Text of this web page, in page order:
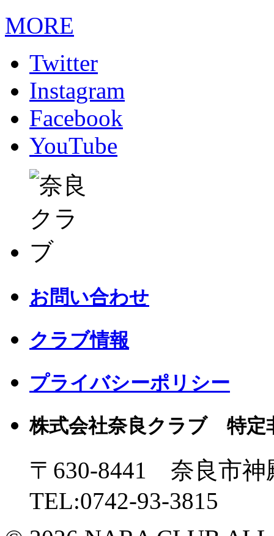
MORE
Twitter
Instagram
Facebook
YouTube
お問い合わせ
クラブ情報
プライバシーポリシー
株式会社奈良クラブ 特定
〒630-8441 奈良市
TEL:0742-93-3815